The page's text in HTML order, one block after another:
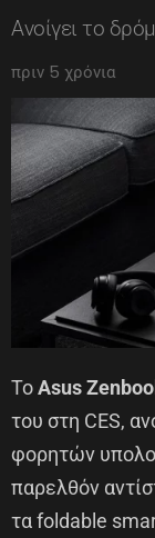
Ανοίγει το
πριν 5 χρόνια
ToAsus
του στη CES,
φορητών
παρελθόν
τα foldable